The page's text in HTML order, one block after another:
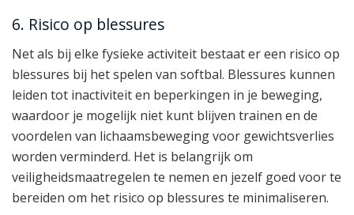
6. Risico op blessures
Net als bij elke fysieke activiteit bestaat er een risico op
blessures bij het spelen van softbal. Blessures kunnen
leiden tot inactiviteit en beperkingen in je beweging,
waardoor je mogelijk niet kunt blijven trainen en de
voordelen van lichaamsbeweging voor gewichtsverlies
worden verminderd. Het is belangrijk om
veiligheidsmaatregelen te nemen en jezelf goed voor te
bereiden om het risico op blessures te minimaliseren.